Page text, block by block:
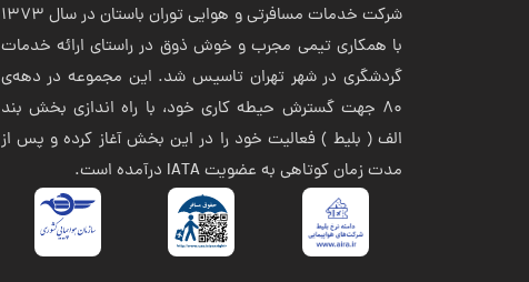
شرکت خدمات مسافرتی و هوایی توران باستان در سال 1373
با همکاری تیمی مجرب و خوش ذوق در راستای ارائه خدمات
گردشگری در شهر تهران تاسیس شد. این مجموعه در دهه‌ی
80 جهت گسترش حیطه کاری خود، با راه اندازی بخش بند
الف ( بلیط ) فعالیت خود را در این بخش آغاز کرده و پس از
مدت زمان کوتاهی به عضویت IATA درآمده است.